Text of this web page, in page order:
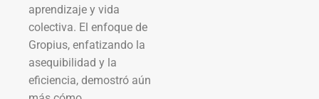
aprendizaje y vida
colectiva. El enfoque de
Gropius, enfatizando la
asequibilidad y la
eficiencia, demostró aún